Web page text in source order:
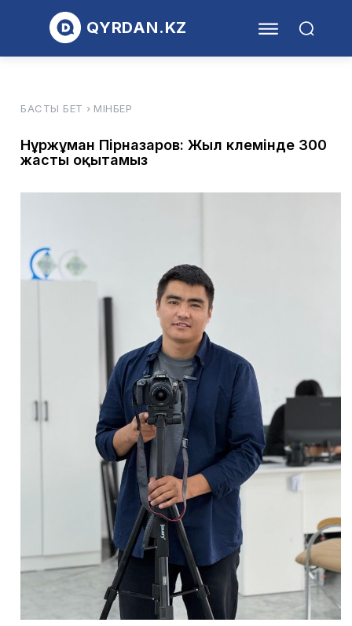
QYRDAN.KZ
БАСТЫ БЕТ МІНБЕР
Нұржұман Пірназаров: Жыл көлемінде 300
жасты оқытамыз